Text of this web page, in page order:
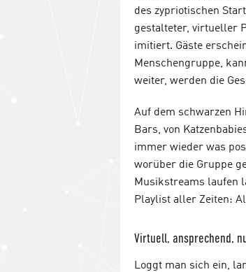
des zypriotischen
gestalteter, virtueller
imitiert. Gäste
Menschengruppe,
weiter, werden die
Auf dem schwarzen
Bars, von
immer wieder was
worüber die Gruppe
Musikstreams laufen
Playlist aller Zeiten:
Virtuell, ansprechend,
Loggt man sich ein,